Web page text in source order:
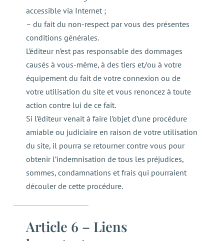
accessible via Internet ;
– du fait du non-respect par vous des présentes
conditions générales.
L’éditeur n’est pas responsable des dommages
causés à vous-même, à des tiers et/ou à votre
équipement du fait de votre connexion ou de
votre utilisation du site et vous renoncez à toute
action contre lui de ce fait.
Si l’éditeur venait à faire l’objet d’une procédure
amiable ou judiciaire en raison de votre utilisation
du site, il pourra se retourner contre vous pour
obtenir l’indemnisation de tous les préjudices,
sommes, condamnations et frais qui pourraient
découler de cette procédure.
Article 6 – Liens